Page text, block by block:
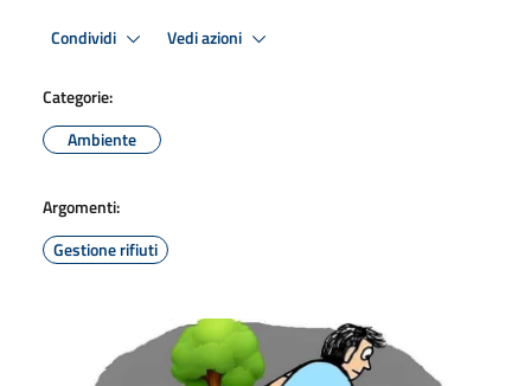
Condividi Vedi azioni
Categorie:
Ambiente
Argomenti:
Gestione rifiuti